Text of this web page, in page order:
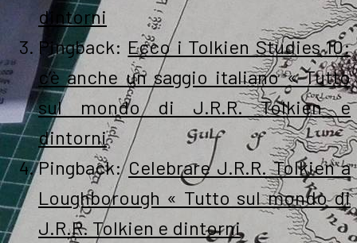
dintorni
Pingback: Ecco i Tolkien Studies 10:
c’è anche un saggio italiano « Tutto
sul mondo di J.R.R. Tolkien e
dintorni
Pingback:Celebrare J.R.R. Tolkien a
Loughborough « Tutto sul mondo di
J.R.R. Tolkien e dintorni